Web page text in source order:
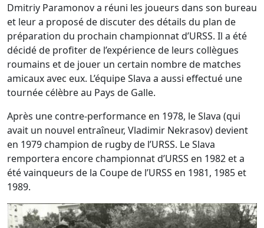
Dmitriy Paramonov a réuni les joueurs dans son bureau
et leur a proposé de discuter des détails du plan de
préparation du prochain championnat d’URSS. Il a été
décidé de profiter de l’expérience de leurs collègues
roumains et de jouer un certain nombre de matches
amicaux avec eux. L’équipe Slava a aussi effectué une
tournée célèbre au Pays de Galle.
Après une contre-performance en 1978, le Slava (qui
avait un nouvel entraîneur, Vladimir Nekrasov) devient
en 1979 champion de rugby de l’URSS. Le Slava
remportera encore championnat d’URSS en 1982 et a
été vainqueurs de la Coupe de l’URSS en 1981, 1985 et
1989.